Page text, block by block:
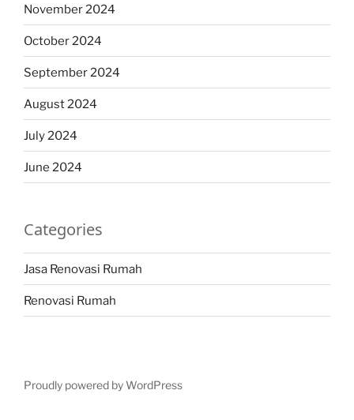
November 2024
October 2024
September 2024
August 2024
July 2024
June 2024
Categories
Jasa Renovasi Rumah
Renovasi Rumah
Proudly powered by WordPress